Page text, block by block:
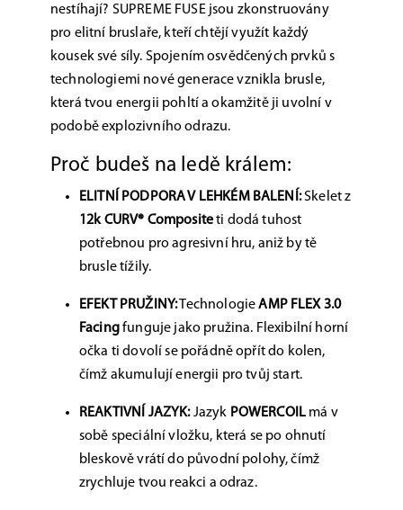
nestíhají? SUPREME FUSE jsou zkonstruovány
pro elitní bruslaře, kteří chtějí využít každý
kousek své síly. Spojením osvědčených prvků s
technologiemi nové generace vznikla brusle,
která tvou energii pohltí a okamžitě ji uvolní v
podobě explozivního odrazu.
Proč budeš na ledě králem:
ELITNÍ PODPORA V LEHKÉM BALENÍ:Skelet z
12k CURV® Compositeti dodá tuhost
potřebnou pro agresivní hru, aniž by tě
brusle tížily.
EFEKT PRUŽINY:TechnologieAMP FLEX 3.0
Facingfunguje jako pružina. Flexibilní horní
očka ti dovolí se pořádně opřít do kolen,
čímž akumulují energii pro tvůj start.
REAKTIVNÍ JAZYK:Jazyk POWERCOIL má v
sobě speciální vložku, která se po ohnutí
bleskově vrátí do původní polohy, čímž
zrychluje tvou reakci a odraz.